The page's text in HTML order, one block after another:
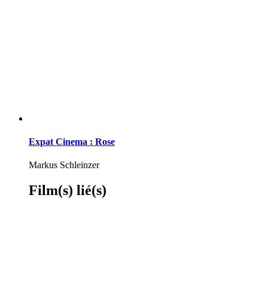
Expat Cinema : Rose
Markus Schleinzer
Film(s) lié(s)